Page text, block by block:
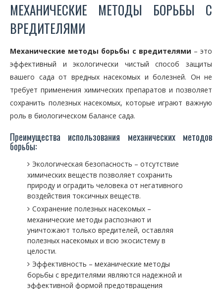
МЕХАНИЧЕСКИЕ МЕТОДЫ БОРЬБЫ С
ВРЕДИТЕЛЯМИ
Механические методы борьбы с вредителями – это
эффективный и экологически чистый способ защиты
вашего сада от вредных насекомых и болезней. Он не
требует применения химических препаратов и позволяет
сохранить полезных насекомых, которые играют важную
роль в биологическом балансе сада.
Преимущества использования механических методов
борьбы:
Экологическая безопасность – отсутствие
химических веществ позволяет сохранить
природу и оградить человека от негативного
воздействия токсичных веществ.
Сохранение полезных насекомых –
механические методы распознают и
уничтожают только вредителей, оставляя
полезных насекомых и всю экосистему в
целости.
Эффективность – механические методы
борьбы с вредителями являются надежной и
эффективной формой предотвращения